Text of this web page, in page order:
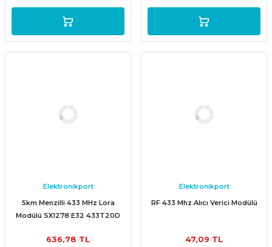
Elektronikport
5km Menzilli 433 MHz Lora
Modülü SX1278 E32 433T20D
636,78 TL
Elektronikport
RF 433 Mhz Alıcı Verici Modülü
47,09 TL